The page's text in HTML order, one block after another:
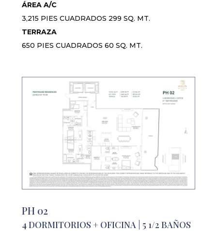
ÁREA A/C
3,215 PIES CUADRADOS 299 SQ. MT.
TERRAZA
650 PIES CUADRADOS 60 SQ. MT.
PH 02
4 DORMITORIOS + OFICINA | 5 1/2 BAÑOS